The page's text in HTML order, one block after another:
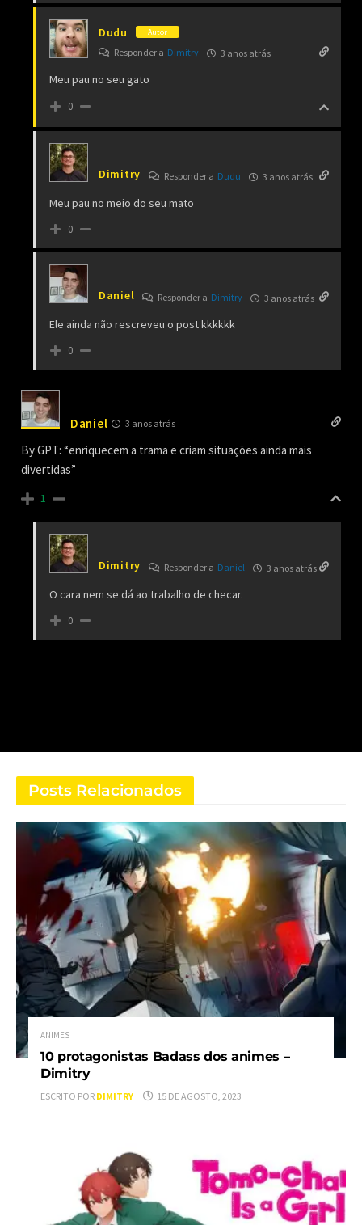
Dudu Autor
Responder a Dimitry 3 anos atrás
Meu pau no seu gato
0
Dimitry Responder a Dudu 3 anos atrás
Meu pau no meio do seu mato
0
Daniel Responder a Dimitry 3 anos atrás
Ele ainda não rescreveu o post kkkkkk
0
Daniel 3 anos atrás
By GPT: “enriquecem a trama e criam situações ainda mais
divertidas”
1
Dimitry Responder a Daniel 3 anos atrás
O cara nem se dá ao trabalho de checar.
0
Posts Relacionados
ANIMES
10 protagonistas Badass dos animes –
Dimitry
ESCRITO POR DIMITRY 15 DE AGOSTO, 2023